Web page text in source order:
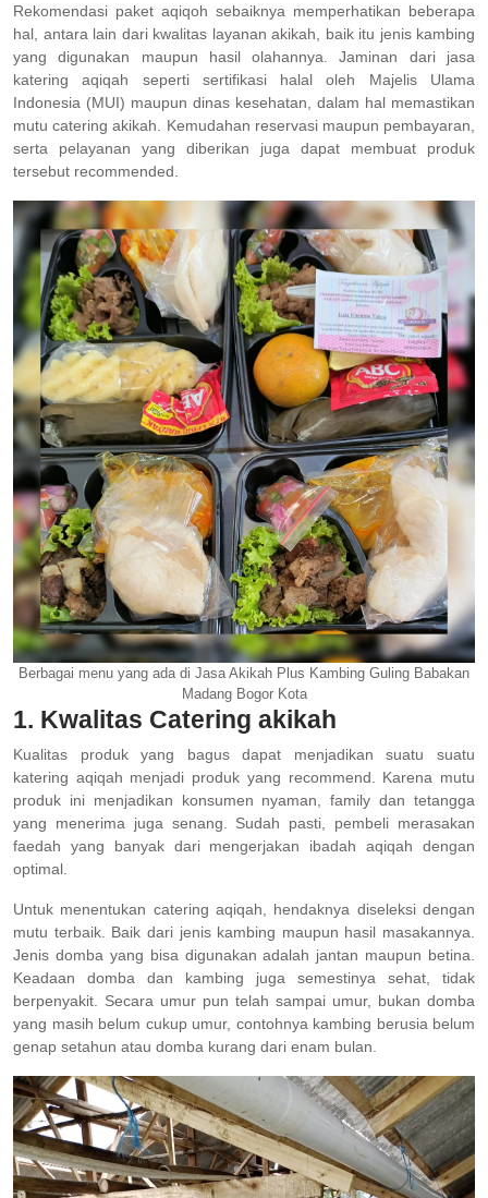
Rekomendasi paket aqiqoh sebaiknya memperhatikan beberapa
hal, antara lain dari kwalitas layanan akikah, baik itu jenis kambing
yang digunakan maupun hasil olahannya. Jaminan dari jasa
katering aqiqah seperti sertifikasi halal oleh Majelis Ulama
Indonesia (MUI) maupun dinas kesehatan, dalam hal memastikan
mutu catering akikah. Kemudahan reservasi maupun pembayaran,
serta pelayanan yang diberikan juga dapat membuat produk
tersebut recommended.
Berbagai menu yang ada di Jasa Akikah Plus Kambing Guling Babakan
Madang Bogor Kota
1. Kwalitas Catering akikah
Kualitas produk yang bagus dapat menjadikan suatu suatu
katering aqiqah menjadi produk yang recommend. Karena mutu
produk ini menjadikan konsumen nyaman, family dan tetangga
yang menerima juga senang. Sudah pasti, pembeli merasakan
faedah yang banyak dari mengerjakan ibadah aqiqah dengan
optimal.
Untuk menentukan catering aqiqah, hendaknya diseleksi dengan
mutu terbaik. Baik dari jenis kambing maupun hasil masakannya.
Jenis domba yang bisa digunakan adalah jantan maupun betina.
Keadaan domba dan kambing juga semestinya sehat, tidak
berpenyakit. Secara umur pun telah sampai umur, bukan domba
yang masih belum cukup umur, contohnya kambing berusia belum
genap setahun atau domba kurang dari enam bulan.